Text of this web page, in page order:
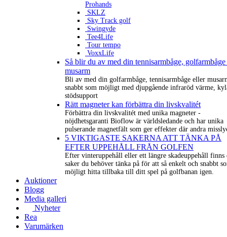
Prohands
SKLZ
Sky Track golf
Swingyde
Tee4Life
Tour tempo
VoxxLife
Så blir du av med din tennisarmbåge,
musarm
Bli av med din golfarmbåge, tennisarmbåge eller
snabbt som möjligt med djupgående infraröd värme,
stödsupport
Rätt magneter kan förbättra din livskvalitét
Förbättra din livskvalitét med unika magneter -
nöjdhetsgaranti Bioflow är världsledande och har unika
pulserande magnetfält som ger effekter där andra
5 VIKTIGASTE SAKERNA ATT TÄNKA PÅ
EFTER UPPEHÅLL FRÅN GOLFEN
Efter vinteruppehåll eller ett längre skadeuppehåll finns
saker du behöver tänka på för att så enkelt och snabbt
möjligt hitta tillbaka till ditt spel på golfbanan igen.
Auktioner
Blogg
Media galleri
Nyheter
Rea
Varumärken